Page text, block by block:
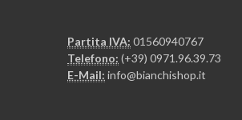
Partita IVA: 01560940767
Telefono: (+39) 0971.96.39.73
E-Mail: info@bianchishop.it